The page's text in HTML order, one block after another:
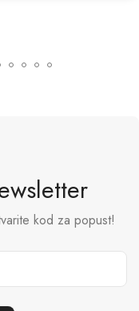
kod za popust!